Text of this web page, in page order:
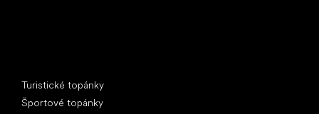
Turistické topánky
Športové topánky